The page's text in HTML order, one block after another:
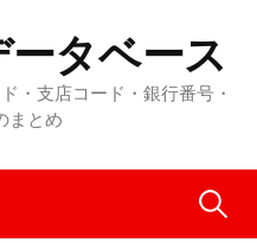
タベース
・支店コード・銀行番号・
まとめ
検